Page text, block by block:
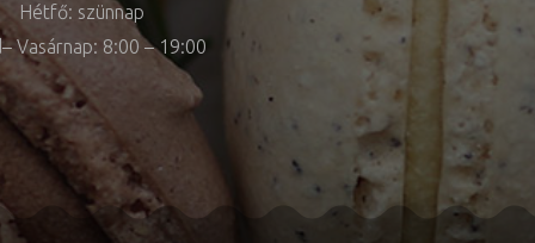
Hétfő: szünnap
Vasárnap: 8:00 – 19:00